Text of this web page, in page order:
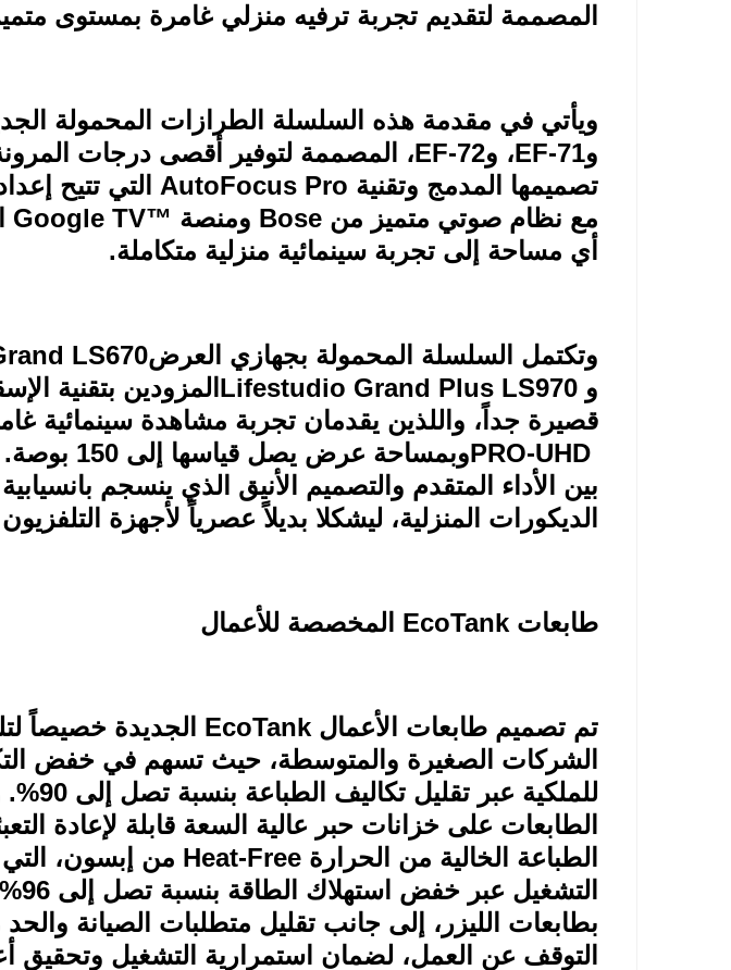
المصممة لتقديم تجربة ترفيه منزلي غامرة بمستوى
ويأتي في مقدمة هذه السلسلة الطرازات المحمولة
وEF-71، وEF-72، المصممة لتوفير أقصى درجات
تصميمها المدمج وتقنية AutoFocus Pro التي تتيح
مع نظام صوتي متميز من Bose ومنصة Google TV™
أي مساحة إلى تجربة سينمائية منزلية متكاملة.
وتكتمل السلسلة المحمولة بجهازي العرضLS670
و Lifestudio Grand Plus LS970 المزودين بتقنية
قصيرة جداً، واللذين يقدمان تجربة مشاهدة سينمائية
PRO-UHD
وبمساحة عرض
بين الأداء المتقدم والتصميم الأنيق الذي ينسجم
الديكورات المنزلية، ليشكلا بديلاً عصرياً لأجهزة التلفزيون
طابعات EcoTank المخصصة للأعمال
تم تصميم طابعات الأعمال EcoTank الجديدة خصيصاً
الشركات الصغيرة والمتوسطة، حيث تسهم في خفض
للملكية عبر
الطابعات على خزانات حبر عالية السعة قابلة لإعادة
الطباعة الخالية من الحرارة Heat-Free من إبسون،
التشغيل
بطابعات الليزر، إلى جانب تقليل متطلبات الصيانة
التوقف عن العمل، لضمان استمرارية التشغيل وتحقيق